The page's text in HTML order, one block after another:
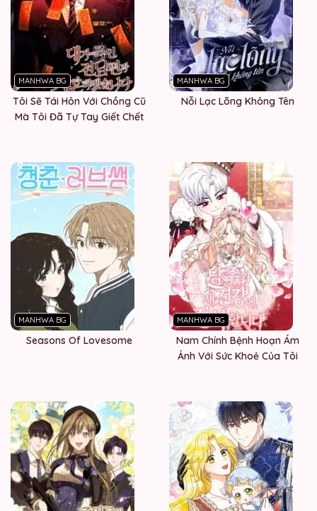
MANHWA BG
Tôi Sẽ Tái Hôn Với Chồng Cũ
Mà Tôi Đã Tự Tay Giết Chết
MANHWA BG
Nỗi Lạc Lõng Không Tên
MANHWA BG
Seasons Of Lovesome
MANHWA BG
Nam Chính Bệnh Hoạn Ám
Ảnh Với Sức Khoẻ Của Tôi